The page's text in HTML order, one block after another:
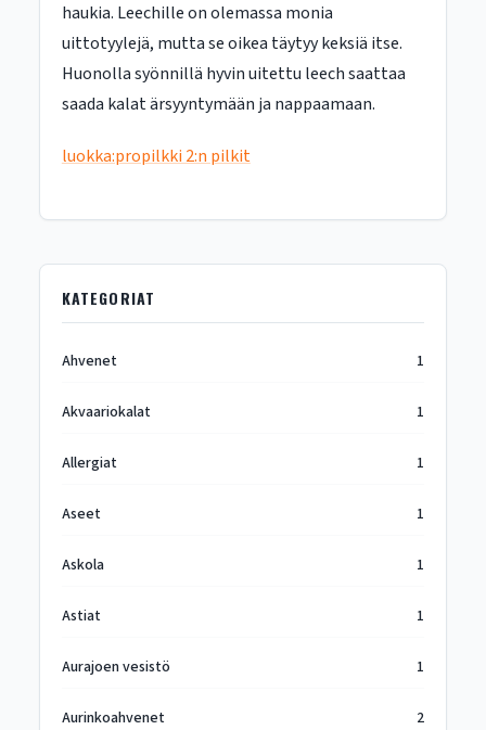
haukia. Leechille on olemassa monia
uittotyylejä, mutta se oikea täytyy keksiä itse.
Huonolla syönnillä hyvin uitettu leech saattaa
saada kalat ärsyyntymään ja nappaamaan.
luokka:propilkki 2:n pilkit
KATEGORIAT
Ahvenet 1
Akvaariokalat 1
Allergiat 1
Aseet 1
Askola 1
Astiat 1
Aurajoen vesistö 1
Aurinkoahvenet 2